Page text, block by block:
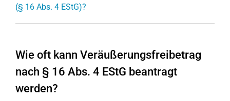
(§ 16 Abs. 4 EStG)?
Wie oft kann Veräußerungsfreibetrag
nach § 16 Abs. 4 EStG beantragt
werden?